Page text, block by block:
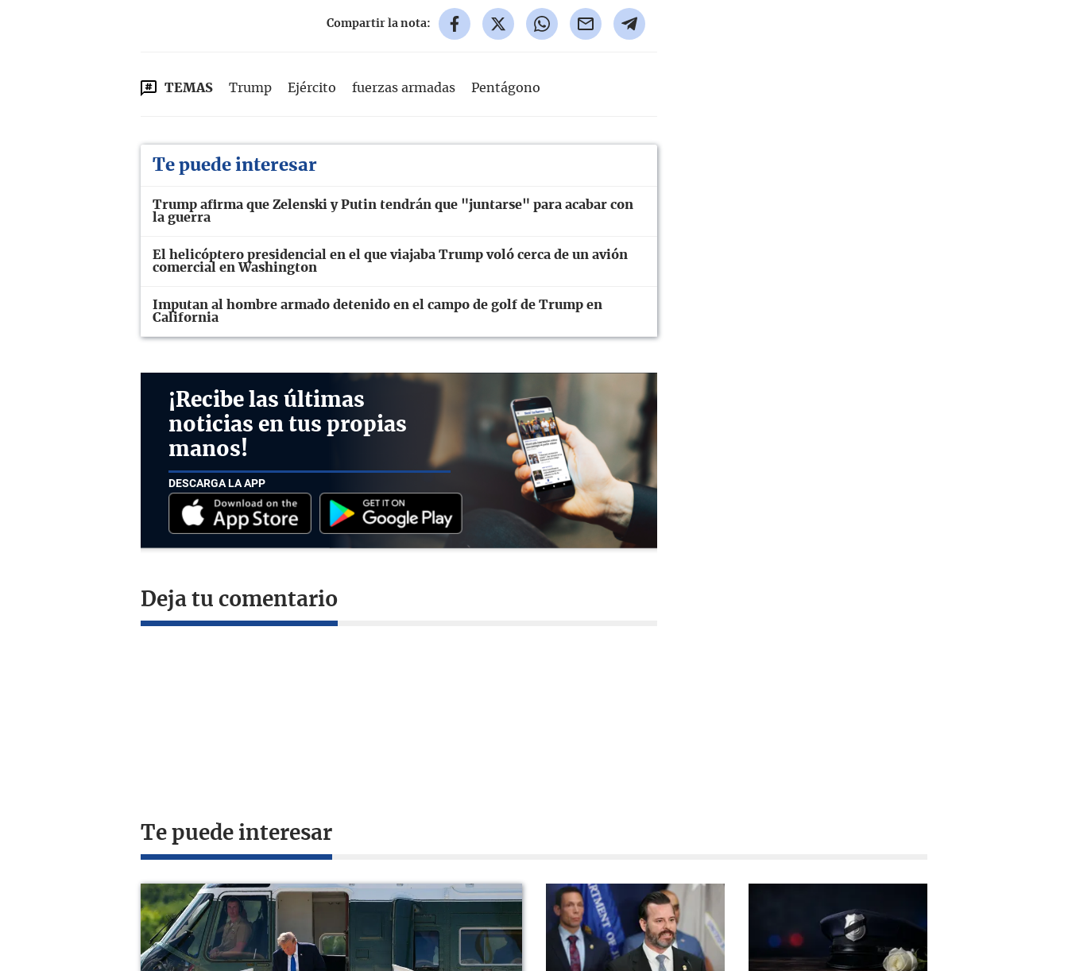
Compartir la nota:
TEMAS Trump Ejército fuerzas armadas Pentágono
Te puede interesar
Trump afirma que Zelenski y Putin tendrán que "juntarse" para acabar con
la guerra
El helicóptero presidencial en el que viajaba Trump voló cerca de un avión
comercial en Washington
Imputan al hombre armado detenido en el campo de golf de Trump en
California
¡Recibe las últimas
noticias en tus propias
manos!
DESCARGA LA APP
Deja tu comentario
Te puede interesar